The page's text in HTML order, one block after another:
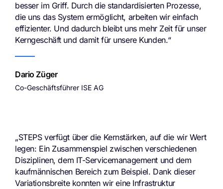
besser im Griff. Durch die standardisierten Prozesse,
die uns das System ermöglicht, arbeiten wir einfach
effizienter. Und dadurch bleibt uns mehr Zeit für unser
Kerngeschäft und damit für unsere Kunden.“
Dario Züger
Co-Geschäftsführer ISE AG
„STEPS verfügt über die Kernstärken, auf die wir Wert
legen: Ein Zusammenspiel zwischen verschiedenen
Disziplinen, dem IT-Servicemanagement und dem
kaufmännischen Bereich zum Beispiel. Dank dieser
Variationsbreite konnten wir eine Infrastruktur